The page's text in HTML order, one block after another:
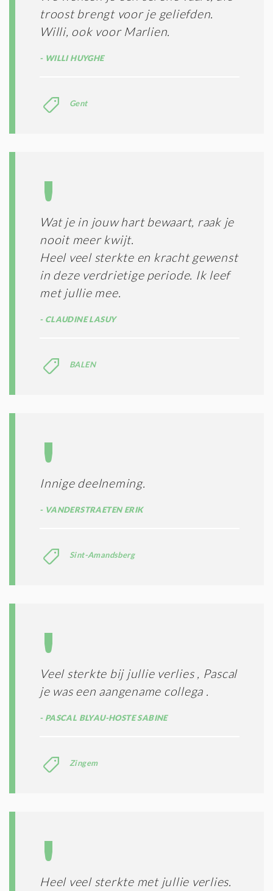
troost brengt voor je geliefden.
Willi, ook voor Marlien.
WILLI HUYGHE
Gent
Wat je in jouw hart bewaart, raak je
nooit meer kwijt.
Heel veel sterkte en kracht gewenst
in deze verdrietige periode. Ik leef
met jullie mee.
CLAUDINE LASUY
BALEN
Innige deelneming.
VANDERSTRAETEN ERIK
Sint-Amandsberg
Veel sterkte bij jullie verlies , Pascal
je was een aangename collega .
PASCAL BLYAU-HOSTE SABINE
Zingem
Heel veel sterkte met jullie verlies.